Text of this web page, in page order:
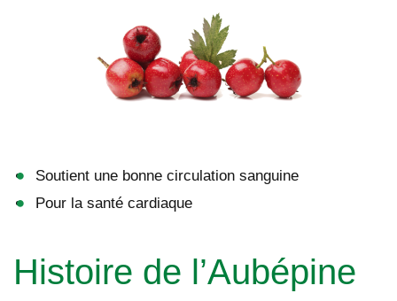
Soutient une bonne circulation sanguine
Pour la santé cardiaque
Histoire de l’Aubépine